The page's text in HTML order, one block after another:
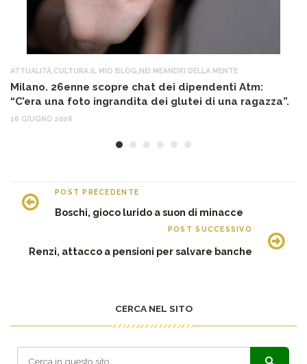
ATTUALITÀ CULTURA IL MIO BLOG NEI MEANDRI DELLA MENTE
Milano. 26enne scopre chat dei dipendenti Atm:
“C’era una foto ingrandita dei glutei di una ragazza”.
16 GIUGNO 2026
POST PRECEDENTE
Boschi, gioco lurido a suon di minacce
POST SUCCESSIVO
Renzi, attacco a pensioni per salvare banche
CERCA NEL SITO